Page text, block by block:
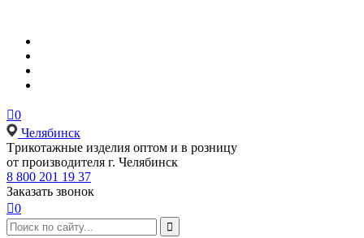
0
Челябинск
Tрикотажные изделия оптом и в розницу
от производителя г. Челябинск
8 800 201 19 37
Заказать звонок
0
